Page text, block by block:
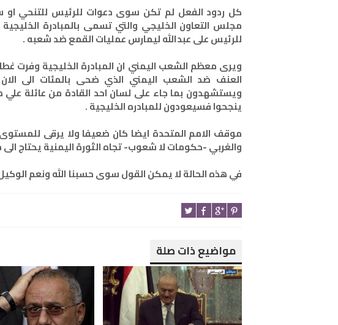
كل ردود الفعل لم تكن سوى دعوات للرئيس للتنحي او
مجلس التعاون الخليجي والتي تسمى بالمبادرة
للرئيس على عبدالله ليمارس عمليات القمع ضد شعبه .
ويرى معظم الشعب اليمني ان المبادرة الخليجية وفرت
العنف ضد الشعب اليمني الذي ضحى بالمئات الى
ويستشهدون بما جاء على لسان احد القادة من عائلة
ينجحوا فسيعودون للمبادره الخليجية .
موقف الامم المتحدة ايضا كان ضعيفا ولا يرقى
والغربي -حكومات لا شعوب- تجاه الثورة اليمنية يحتاج
في هذه الحالة لا يمكن القول سوى حسبنا الله ونعم الوكيل
مواضيع ذات صلة